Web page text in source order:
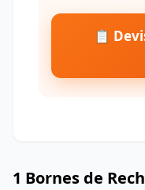
📋
1 Bornes de